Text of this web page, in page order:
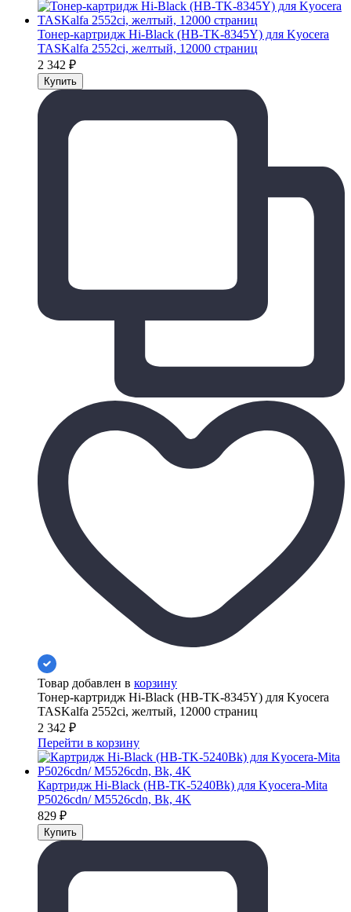
Тонер-картридж Hi-Black (HB-TK-8345Y) для Kyocera
TASKalfa 2552ci, желтый, 12000 страниц
2 342 ₽
Товар добавлен в корзину
Тонер-картридж Hi-Black (HB-TK-8345Y) для Kyocera
TASKalfa 2552ci, желтый, 12000 страниц
2 342 ₽
Перейти в корзину
Картридж Hi-Black (HB-TK-5240Bk) для Kyocera-Mita
P5026cdn/ M5526cdn, Bk, 4K
829 ₽